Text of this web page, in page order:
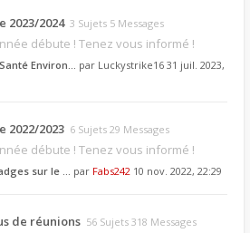
2023/2024 3 Sujets 5 Messages
débute ! Tenez vous informé !
Environ… par Luckystrike16 31 juil. 2023,
2022/2023 6 Sujets 29 Messages
débute ! Tenez vous informé !
sur le … par Fabs242 10 nov. 2022, 22:29
de réunions 56 Sujets 318 Messages